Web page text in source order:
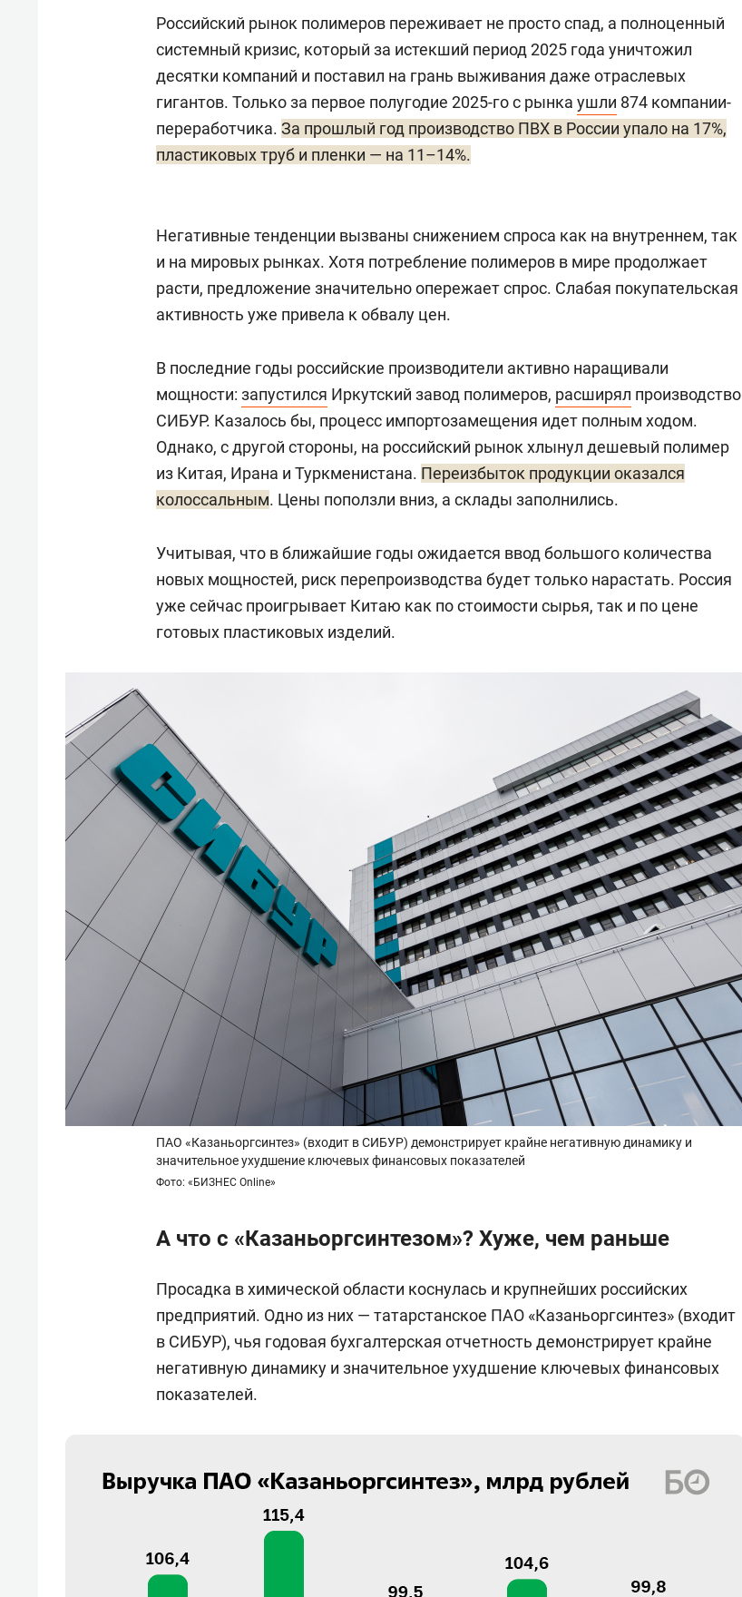
Российский рынок полимеров переживает не просто спад, а полноценный
системный кризис, который за истекший период 2025 года уничтожил
десятки компаний и поставил на грань выживания даже отраслевых
гигантов. Только за первое полугодие 2025-го с рынка ушли 874 компании-
переработчика. За прошлый год производство ПВХ в России упало на 17%,
пластиковых труб и пленки — на 11–14%.
Негативные тенденции вызваны снижением спроса как на внутреннем, так
и на мировых рынках. Хотя потребление полимеров в мире продолжает
расти, предложение значительно опережает спрос. Слабая покупательская
активность уже привела к обвалу цен.
В последние годы российские производители активно наращивали
мощности: запустился Иркутский завод полимеров, расширял производство
СИБУР. Казалось бы, процесс импортозамещения идет полным ходом.
Однако, с другой стороны, на российский рынок хлынул дешевый полимер
из Китая, Ирана и Туркменистана. Переизбыток продукции оказался
колоссальным. Цены поползли вниз, а склады заполнились.
Учитывая, что в ближайшие годы ожидается ввод большого количества
новых мощностей, риск перепроизводства будет только нарастать. Россия
уже сейчас проигрывает Китаю как по стоимости сырья, так и по цене
готовых пластиковых изделий.
ПАО «Казаньоргсинтез» (входит в СИБУР) демонстрирует крайне негативную динамику и
значительное ухудшение ключевых финансовых показателей
Фото: «БИЗНЕС Online»
А что с «Казаньоргсинтезом»? Хуже, чем раньше
Просадка в химической области коснулась и крупнейших российских
предприятий. Одно из них — татарстанское ПАО «Казаньоргсинтез» (входит
в СИБУР), чья годовая бухгалтерская отчетность демонстрирует крайне
негативную динамику и значительное ухудшение ключевых финансовых
показателей.